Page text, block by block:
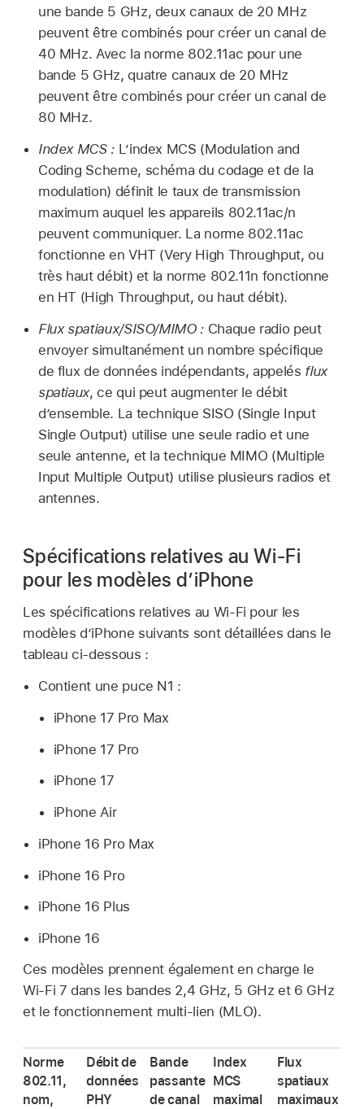
une bande 5 GHz, deux canaux de 20 MHz
peuvent être combinés pour créer un canal de
40 MHz. Avec la norme 802.11ac pour une
bande 5 GHz, quatre canaux de 20 MHz
peuvent être combinés pour créer un canal de
80 MHz.
Index MCS :L’index MCS (Modulation and
Coding Scheme, schéma du codage et de la
modulation) définit le taux de transmission
maximum auquel les appareils 802.11ac/n
peuvent communiquer. La norme 802.11ac
fonctionne en VHT (Very High Throughput, ou
très haut débit) et la norme 802.11n fonctionne
en HT (High Throughput, ou haut débit).
Flux spatiaux/SISO/MIMO :Chaque radio peut
envoyer simultanément un nombre spécifique
de flux de données indépendants, appelés flux
spatiaux, ce qui peut augmenter le débit
d’ensemble. La technique SISO (Single Input
Single Output) utilise une seule radio et une
seule antenne, et la technique MIMO (Multiple
Input Multiple Output) utilise plusieurs radios et
antennes.
Spécifications relatives au Wi-Fi
pour les modèles dʼiPhone
Les spécifications relatives au Wi-Fi pour les
modèles d’iPhone suivants sont détaillées dans le
tableau ci-dessous :
Contient une puce N1 :
iPhone 17 Pro Max
iPhone 17 Pro
iPhone 17
iPhone Air
iPhone 16 Pro Max
iPhone 16 Pro
iPhone 16 Plus
iPhone 16
Ces modèles prennent également en charge le
Wi-Fi 7 dans les bandes 2,4 GHz, 5 GHz et 6 GHz
et le fonctionnement multi-lien (MLO).
Norme
802.11,
nom,
Débit de
données
PHY
Bande
passante
de canal
Index
MCS
maximal
Flux
spatiaux
maximaux